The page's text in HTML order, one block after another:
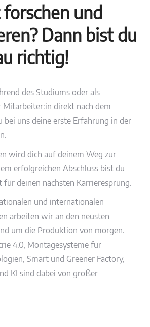
und
Dann bist du
richtig!
des Studiums oder als
Mitarbeiter:in direkt nach dem
bei uns deine erste Erfahrung in der
wird dich auf deinem Weg zur
erfolgreichen Abschluss bist du
für deinen nächsten Karrieresprung.
und internationalen
arbeiten wir an den neusten
um die Produktion von morgen.
4.0, Montagesysteme für
Smart und Greener Factory,
KI sind dabei von großer